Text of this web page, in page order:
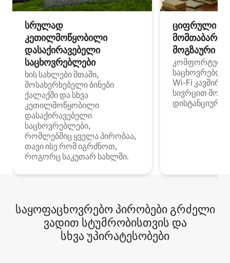
სრულად
კეთილმოწყობილი
დასაქირავებელი
საცხოვრებლები
ხის სახლები მთაში,
მოსახერხებელი ბინები
ქალაქში და სხვა
კეთილმოწყობილი
დასაქირავებელი
საცხოვრებლები,
რომლებშიც ყველა პირობაა,
თავი ისე რომ იგრძნოთ,
როგორც საკუთარ სახლში.
ციფრული
მოგზაური
კომფორტული
Wi‑Fi
სივრცით
დისტანციური
საყოფაცხოვრებო პირობები გრძელი
ვადით სტუმრობისთვის და
სხვა უპირატესობები